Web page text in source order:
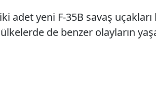
yeni F-35B savaş uçakları
de benzer olayların